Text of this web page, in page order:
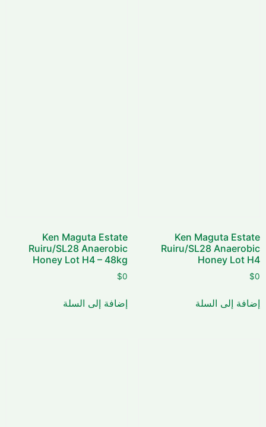
Ken Maguta Estate
Ruiru/SL28 Anaerobic
Honey Lot H4
$0
إضافة إلى السلة
Ken Maguta Estate
Ruiru/SL28 Anaerobic
Honey Lot H4 – 48kg
$0
إضافة إلى السلة